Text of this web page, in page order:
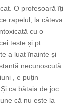
O profesoară îți
rapelul, la câteva
cu o
teste și pt.
a luat înainte și
necunoscută.
, e puțin
ca bătaia de joc
că nu este la